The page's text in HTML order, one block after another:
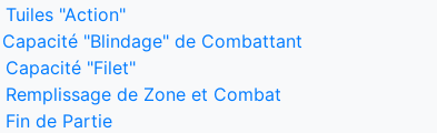
Tuiles "Action"
Capacité "Blindage" de Combattant
Capacité "Filet"
Remplissage de Zone et Combat
Fin de Partie